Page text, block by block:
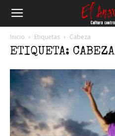
Inicio Etiquetas Cabeza
ETIQUETA: CABEZA